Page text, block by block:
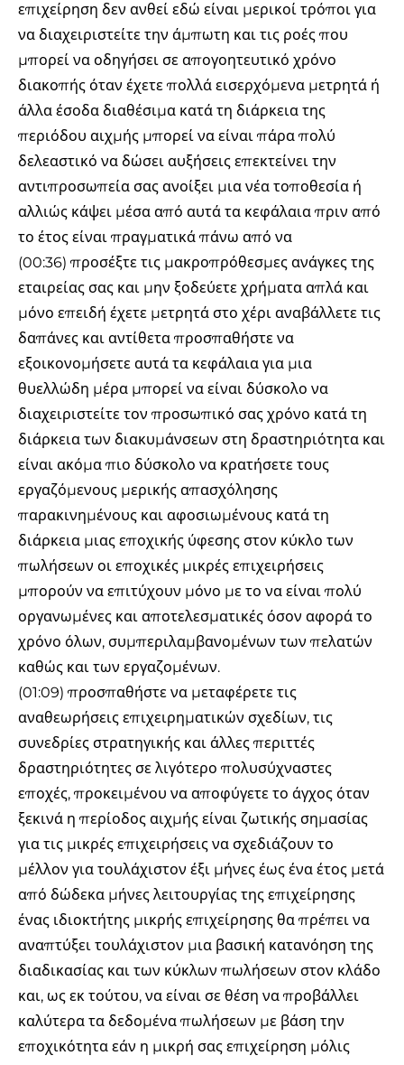
επιχείρηση δεν ανθεί εδώ είναι μερικοί τρόποι για
να διαχειριστείτε την άμπωτη και τις ροές που
μπορεί να οδηγήσει σε απογοητευτικό χρόνο
διακοπής όταν έχετε πολλά εισερχόμενα μετρητά ή
άλλα έσοδα διαθέσιμα κατά τη διάρκεια της
περιόδου αιχμής μπορεί να είναι πάρα πολύ
δελεαστικό να δώσει αυξήσεις επεκτείνει την
αντιπροσωπεία σας ανοίξει μια νέα τοποθεσία ή
αλλιώς κάψει μέσα από αυτά τα κεφάλαια πριν από
το έτος είναι πραγματικά πάνω από να
(00:36) προσέξτε τις μακροπρόθεσμες ανάγκες της
εταιρείας σας και μην ξοδεύετε χρήματα απλά και
μόνο επειδή έχετε μετρητά στο χέρι αναβάλλετε τις
δαπάνες και αντίθετα προσπαθήστε να
εξοικονομήσετε αυτά τα κεφάλαια για μια
θυελλώδη μέρα μπορεί να είναι δύσκολο να
διαχειριστείτε τον προσωπικό σας χρόνο κατά τη
διάρκεια των διακυμάνσεων στη δραστηριότητα και
είναι ακόμα πιο δύσκολο να κρατήσετε τους
εργαζόμενους μερικής απασχόλησης
παρακινημένους και αφοσιωμένους κατά τη
διάρκεια μιας εποχικής ύφεσης στον κύκλο των
πωλήσεων οι εποχικές μικρές επιχειρήσεις
μπορούν να επιτύχουν μόνο με το να είναι πολύ
οργανωμένες και αποτελεσματικές όσον αφορά το
χρόνο όλων, συμπεριλαμβανομένων των πελατών
καθώς και των εργαζομένων.
(01:09) προσπαθήστε να μεταφέρετε τις
αναθεωρήσεις επιχειρηματικών σχεδίων, τις
συνεδρίες στρατηγικής και άλλες περιττές
δραστηριότητες σε λιγότερο πολυσύχναστες
εποχές, προκειμένου να αποφύγετε το άγχος όταν
ξεκινά η περίοδος αιχμής είναι ζωτικής σημασίας
για τις μικρές επιχειρήσεις να σχεδιάζουν το
μέλλον για τουλάχιστον έξι μήνες έως ένα έτος μετά
από δώδεκα μήνες λειτουργίας της επιχείρησης
ένας ιδιοκτήτης μικρής επιχείρησης θα πρέπει να
αναπτύξει τουλάχιστον μια βασική κατανόηση της
διαδικασίας και των κύκλων πωλήσεων στον κλάδο
και, ως εκ τούτου, να είναι σε θέση να προβάλλει
καλύτερα τα δεδομένα πωλήσεων με βάση την
εποχικότητα εάν η μικρή σας επιχείρηση μόλις